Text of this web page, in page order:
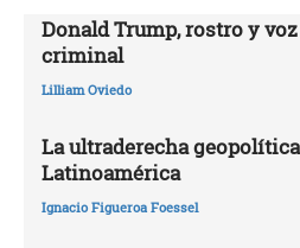
Donald Trump, rostro y
criminal
Lilliam Oviedo
La ultraderecha
Latinoamérica
Ignacio Figueroa Foessel